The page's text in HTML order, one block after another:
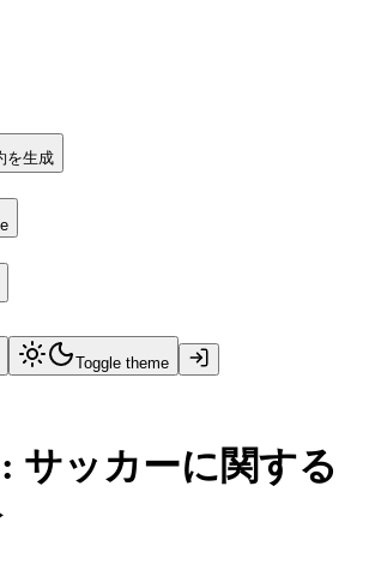
を生成
Toggle theme
サッカーに関する